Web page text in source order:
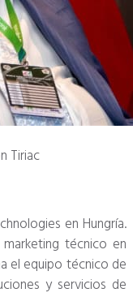
Tiriac
en Hungría.
técnico en
el equipo técnico de
y servicios de